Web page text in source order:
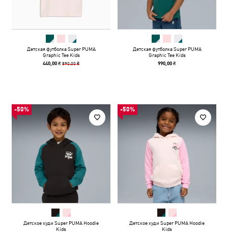
Детская футболка Super PUMA
Graphic Tee Kids
440,00 ₴890,00 ₴
Детская футболка Super PUMA
Graphic Tee Kids
990,00 ₴
-50%
Детское худи Super PUMA Hoodie
Kids
-50%
Детское худи Super PUMA Hoodie
Kids